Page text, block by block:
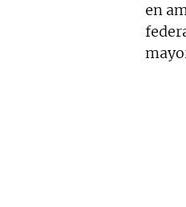
en